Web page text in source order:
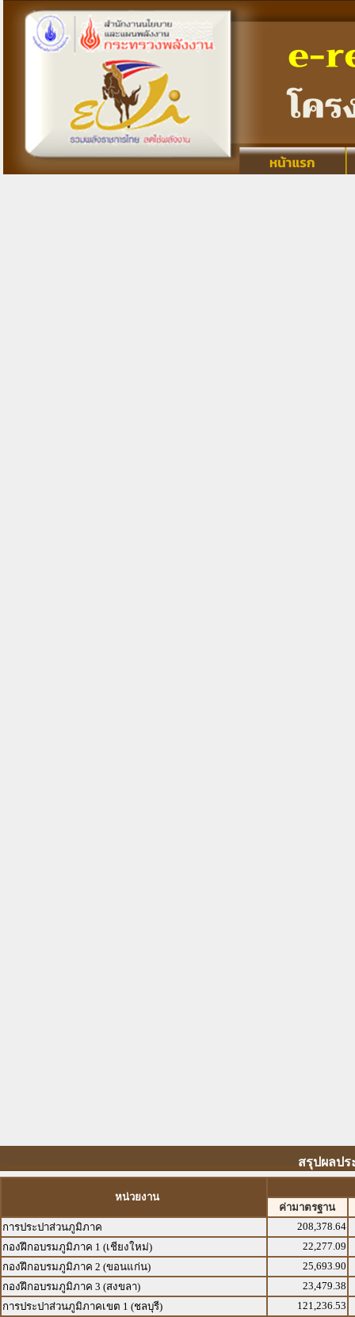
สรุปผลปร
หน่วยงาน
ค่ามาตรฐาน
การประปาส่วนภูมิภาค
208,378.64
กองฝึกอบรมภูมิภาค 1 (เชียงใหม่)
22,277.09
กองฝึกอบรมภูมิภาค 2 (ขอนแก่น)
25,693.90
กองฝึกอบรมภูมิภาค 3 (สงขลา)
23,479.38
การประปาส่วนภูมิภาคเขต 1 (ชลบุรี)
121,236.53